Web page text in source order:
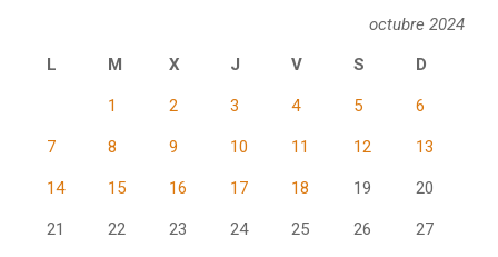
octubre 2024
L
M X J V S D
1 2 3 4 5 6
7 8 9 10 11 12 13
14 15 16 17 18 19 20
21 22 23 24 25 26 27